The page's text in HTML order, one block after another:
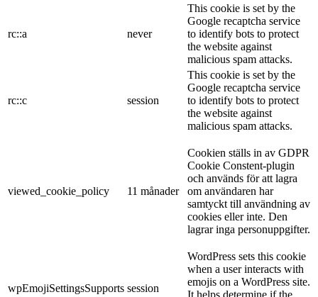
rc::a never
This cookie is set by the
Google recaptcha service
to identify bots to protect
the website against
malicious spam attacks.
rc::c session
This cookie is set by the
Google recaptcha service
to identify bots to protect
the website against
malicious spam attacks.
viewed_cookie_policy 11 månader
Cookien ställs in av GDPR
Cookie Constent-plugin
och används för att lagra
om användaren har
samtyckt till användning av
cookies eller inte. Den
lagrar inga personuppgifter.
wpEmojiSettingsSupports session
WordPress sets this cookie
when a user interacts with
emojis on a WordPress site.